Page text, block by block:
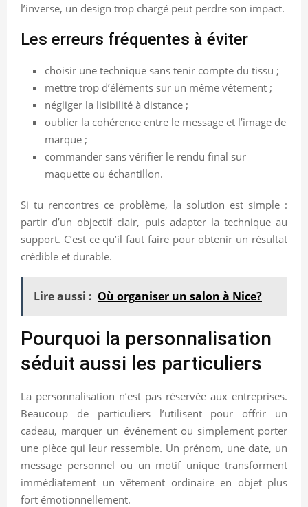
l’inverse, un design trop chargé peut perdre son impact.
Les erreurs fréquentes à éviter
choisir une technique sans tenir compte du tissu ;
mettre trop d’éléments sur un même vêtement ;
négliger la lisibilité à distance ;
oublier la cohérence entre le message et l’image de
marque ;
commander sans vérifier le rendu final sur
maquette ou échantillon.
Si tu rencontres ce problème, la solution est simple :
partir d’un objectif clair, puis adapter la technique au
support. C’est ce qu’il faut faire pour obtenir un résultat
crédible et durable.
Lire aussi : Où organiser un salon à Nice?
Pourquoi la personnalisation
séduit aussi les particuliers
La personnalisation n’est pas réservée aux entreprises.
Beaucoup de particuliers l’utilisent pour offrir un
cadeau, marquer un événement ou simplement porter
une pièce qui leur ressemble. Un prénom, une date, un
message personnel ou un motif unique transforment
immédiatement un vêtement ordinaire en objet plus
fort émotionnellement.